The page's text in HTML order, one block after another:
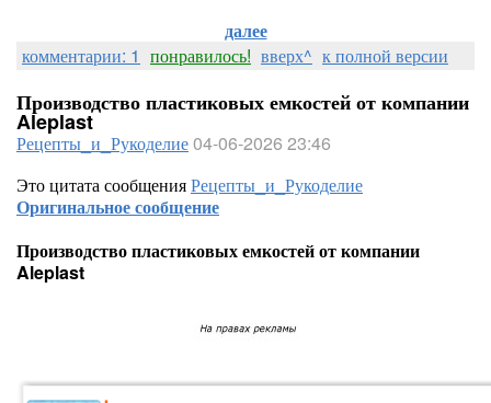
далее
комментарии: 1 понравилось! вверх^ к полной версии
Производство пластиковых емкостей от компании
Aleplast
Рецепты_и_Рукоделие04-06-2026 23:46
Это цитата сообщенияРецепты_и_Рукоделие
Оригинальное сообщение
Производство пластиковых емкостей от компании
Aleplast